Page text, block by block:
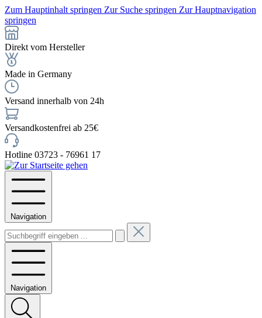
Zum Hauptinhalt springen Zur Suche springen Zur Hauptnavigation
springen
Direkt vom Hersteller
Made in Germany
Versand innerhalb von 24h
Versandkostenfrei ab 25€
Hotline 03723 - 76961 17
Navigation
Navigation